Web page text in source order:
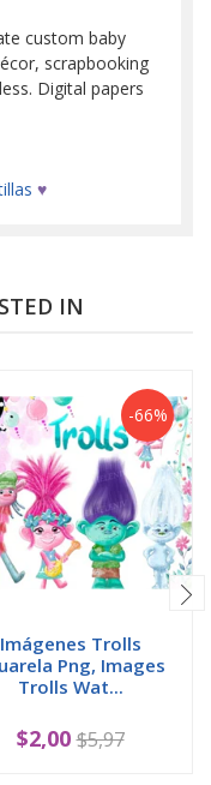
custom baby
scrapbooking
Digital papers
♥
IN
-66%
Imágenes Trolls
Png, Images
Trolls Wat...
$2,00 $5,97